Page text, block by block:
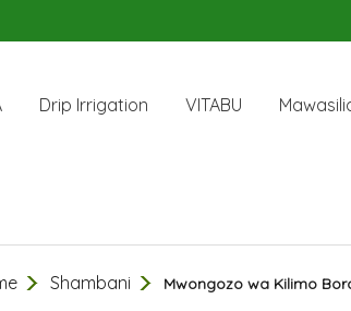
Drip Irrigation VITABU
Shambani Mwongozo wa Kilimo